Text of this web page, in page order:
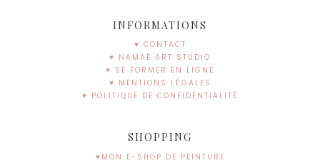
INFORMATIONS
♥ CONTACT
♥ NAMAË ART STUDIO
♥ SE FORMER EN LIGNE
♥ MENTIONS LÉGALES
♥ POLITIQUE DE CONFIDENTIALITÉ
SHOPPING
♥MON E-SHOP DE PEINTURE